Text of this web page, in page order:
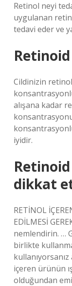
Retinol neyi
uygulanan
tedavi eder ve
Cildinizin retinol
alışana kadar
iyidir.
dikkat
RETİNOL
EDİLMESİ
nemlendirin. …
birlikte
içeren ürünün
olduğundan